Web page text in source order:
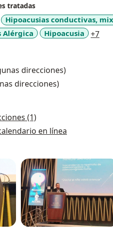
tratadas
Hipoacusias conductivas,
Alérgica Hipoacusia +7
direcciones)
direcciones)
(1)
en línea